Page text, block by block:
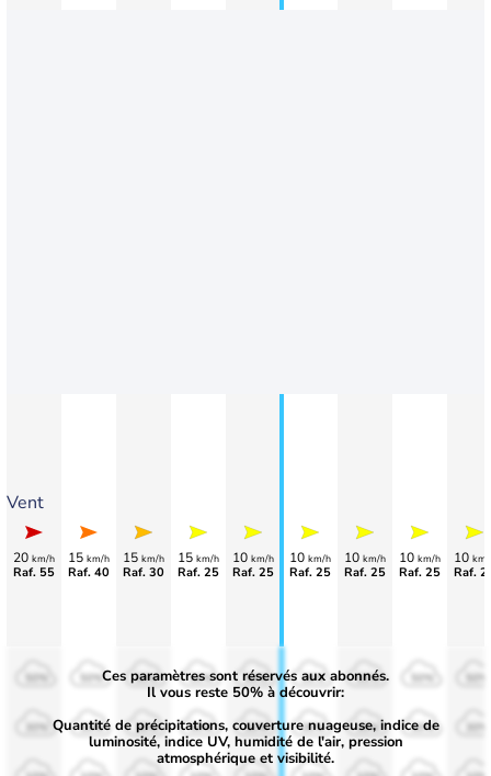
Vent
20 km/h
Raf. 55
15 km/h
Raf. 40
15 km/h
Raf. 30
15 km/h
Raf. 25
10 km/h
Raf. 25
10 km/h
Raf. 25
10 km/h
Raf. 25
10 km/h
Raf. 25
10
Raf.
50%
30%
50%
30%
50%
30%
50%
30%
50%
30%
50%
30%
50%
30%
Ces paramètres sont réservés aux abonnés.
Il vous reste 50% à découvrir:
Quantité de précipitations, couverture nuageuse, indice de
luminosité, indice UV, humidité de l'air, pression
atmosphérique et visibilité.